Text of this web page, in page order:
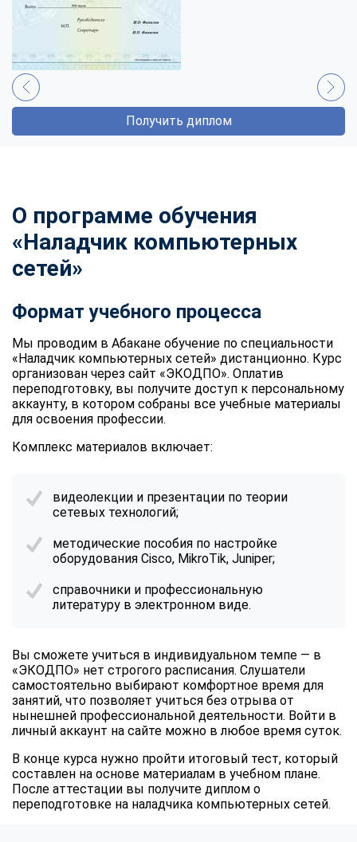
Получить диплом
О программе обучения
«Наладчик компьютерных
сетей»
Формат учебного процесса
Мы проводим в Абакане обучение по специальности
«Наладчик компьютерных сетей» дистанционно. Курс
организован через сайт «ЭКОДПО». Оплатив
переподготовку, вы получите доступ к персональному
аккаунту, в котором собраны все учебные материалы
для освоения профессии.
Комплекс материалов включает:
видеолекции и презентации по теории
сетевых технологий;
методические пособия по настройке
оборудования Cisco, MikroTik, Juniper;
справочники и профессиональную
литературу в электронном виде.
Вы сможете учиться в индивидуальном темпе — в
«ЭКОДПО» нет строгого расписания. Слушатели
самостоятельно выбирают комфортное время для
занятий, что позволяет учиться без отрыва от
нынешней профессиональной деятельности. Войти в
личный аккаунт на сайте можно в любое время суток.
В конце курса нужно пройти итоговый тест, который
составлен на основе материалам в учебном плане.
После аттестации вы получите диплом о
переподготовке на наладчика компьютерных сетей.